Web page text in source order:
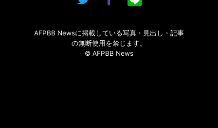
AFPBB Newsに掲載している写真・見出し・記事
の無断使用を禁じます。
© AFPBB News